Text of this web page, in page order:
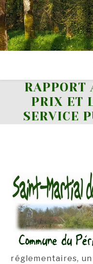
Skip
to
content
RAPPORT
PRIX ET
SERVICE
réglementaires,